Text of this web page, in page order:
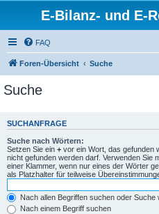
E-Bilanz- und E-
FAQ
Foren-Übersicht Suche
Suche
SUCHANFRAGE
Suche nach Wörtern:
Setzen Sie ein + vor ein Wort, das gefunden
nicht gefunden werden darf. Verwenden Sie
einer Klammer, wenn nur eines der Wörter
als Platzhalter für teilweise
Nach allen Begriffen suchen oder Suche
Nach einem Begriff suchen